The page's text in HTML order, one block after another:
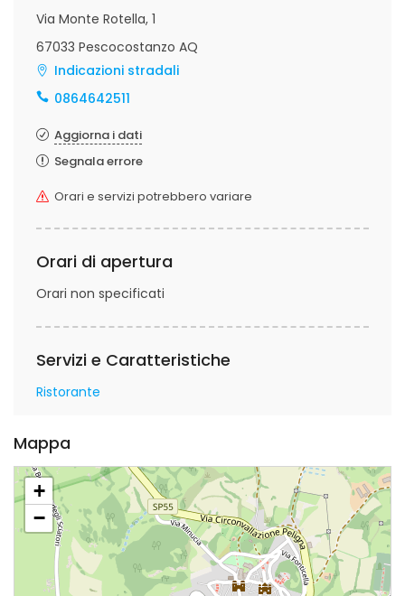
Via Monte Rotella, 1
67033 Pescocostanzo AQ
Indicazioni stradali
0864642511
Aggiorna i dati
Segnala errore
Orari e servizi potrebbero variare
Orari di apertura
Orari non specificati
Servizi e Caratteristiche
Ristorante
Mappa
+
−